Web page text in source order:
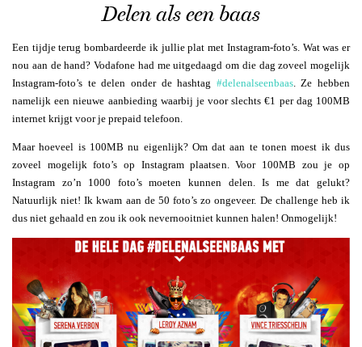
Delen als een baas
Een tijdje terug bombardeerde ik jullie plat met Instagram-foto’s. Wat was er
nou aan de hand? Vodafone had me uitgedaagd om die dag zoveel mogelijk
Instagram-foto’s te delen onder de hashtag #delenalseenbaas. Ze hebben
namelijk een nieuwe aanbieding waarbij je voor slechts €1 per dag 100MB
internet krijgt voor je prepaid telefoon.
Maar hoeveel is 100MB nu eigenlijk? Om dat aan te tonen moest ik dus
zoveel mogelijk foto’s op Instagram plaatsen. Voor 100MB zou je op
Instagram zo’n 1000 foto’s moeten kunnen delen. Is me dat gelukt?
Natuurlijk niet! Ik kwam aan de 50 foto’s zo ongeveer. De challenge heb ik
dus niet gehaald en zou ik ook nevernooitniet kunnen halen! Onmogelijk!